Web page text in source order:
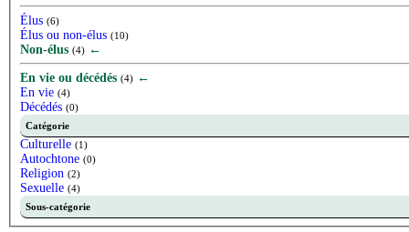
Élus (6)
Élus ou non-élus (10)
Non-élus (4) ←
En vie ou décédés (4)
←
En vie (4)
Décédés (0)
Catégorie
Culturelle (1)
Autochtone (0)
Religion (2)
Sexuelle (4)
Sous-catégorie